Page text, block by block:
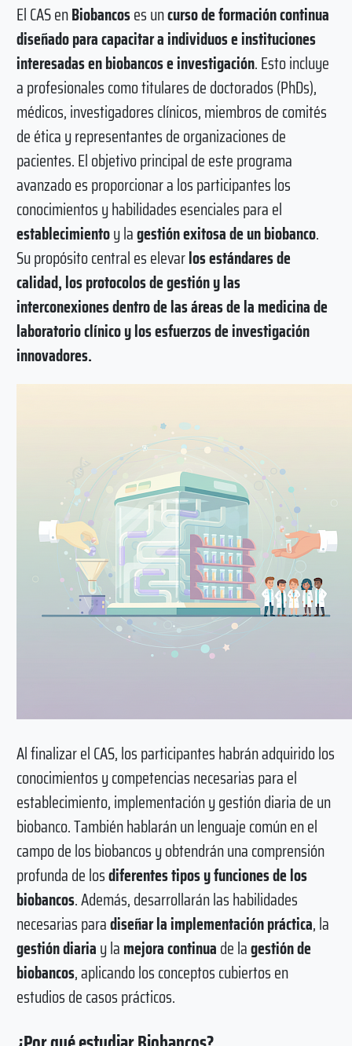
El CAS enBiobancoses uncurso de formación continua
diseñado para capacitar a individuos e instituciones
interesadas en biobancos e investigación. Esto incluye
a profesionales como titulares de doctorados (PhDs),
médicos, investigadores clínicos, miembros de comités
de ética y representantes de organizaciones de
pacientes. El objetivo principal de este programa
avanzado es proporcionar a los participantes los
conocimientos y habilidades esenciales para el
establecimientoy lagestión exitosa de un biobanco.
Su propósito central es elevarlos estándares de
calidad, los protocolos de gestión y las
interconexiones dentro de las áreas de la medicina de
laboratorio clínico y los esfuerzos de investigación
innovadores.
Al finalizar el CAS, los participantes habrán adquirido los
conocimientos y competencias necesarias para el
establecimiento, implementación y gestión diaria de un
biobanco. También hablarán un lenguaje común en el
campo de los biobancos y obtendrán una comprensión
profunda de losdiferentes tipos y funciones de los
biobancos. Además, desarrollarán las habilidades
necesarias paradiseñar la implementación práctica, la
gestión diariay lamejora continuade lagestión de
biobancos, aplicando los conceptos cubiertos en
estudios de casos prácticos.